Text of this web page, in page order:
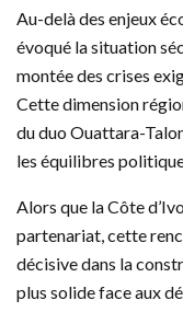
Au-delà des enjeux
évoqué la situation
montée des crises
Cette dimension
du duo Ouattara-
les équilibres
Alors que la Côte
partenariat, cette
décisive dans la
plus solide face aux